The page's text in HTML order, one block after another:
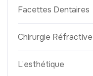
Facettes Dentaires
Chirurgie Réfractive
L’esthétique